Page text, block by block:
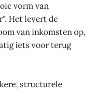
vorm van
Het levert de
van inkomsten op,
iets voor terug
structurele